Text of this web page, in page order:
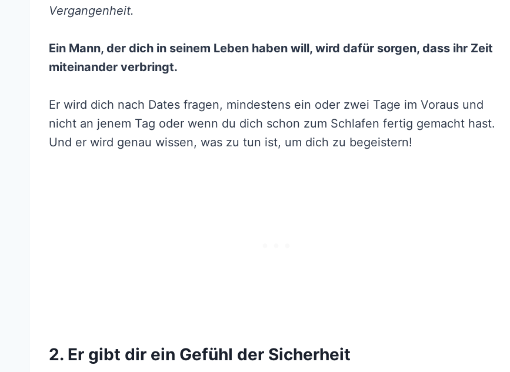
Vergangenheit.
Ein Mann, der dich in seinem Leben haben will, wird dafür sorgen, dass ihr Zeit
miteinander verbringt.
Er wird dich nach Dates fragen, mindestens ein oder zwei Tage im Voraus und
nicht an jenem Tag oder wenn du dich schon zum Schlafen fertig gemacht hast.
Und er wird genau wissen, was zu tun ist, um dich zu begeistern!
2. Er gibt dir ein Gefühl der Sicherheit